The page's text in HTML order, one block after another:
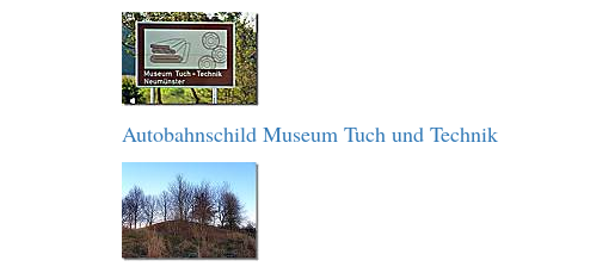
Autobahnschild Museum Tuch und Technik